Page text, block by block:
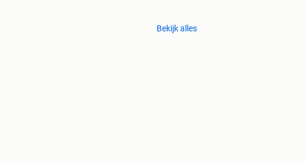
Bekijk alles